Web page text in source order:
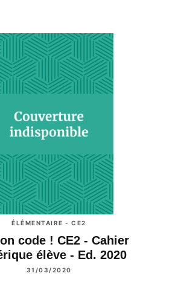
ÉLÉMENTAIRE - CE2
code ! CE2 - Cahier
élève - Ed. 2020
31/03/2020